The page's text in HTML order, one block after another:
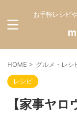
お手軽レシピ
HOME > グルメ・レシ
レシピ
【家事ヤ